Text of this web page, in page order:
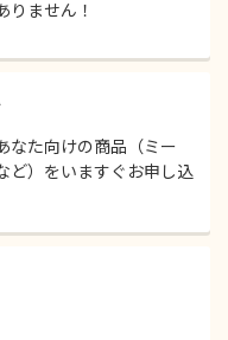
りません！
なた向けの商品（ミー
ど）をいますぐお申し込